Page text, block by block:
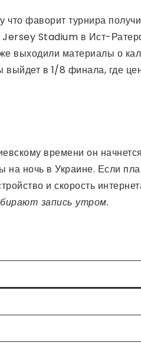
фаворит турнира
Jersey Stadium в Ист-
выходили материалы о
выйдет в 1/8 финала, где
времени он
на ночь в Украине. Если
и скорость
запись утром.